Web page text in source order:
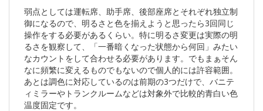
弱点としては運転席、助手席、後部座席とそれぞれ独立制
御になるので、明るさと色を揃えようと思ったら3回同じ
操作をする必要があるくらい。特に明るさ変更は実際の明
るさを観察して、「一番暗くなった状態から何回」みたい
なカウントをして合わせる必要があります。でもまぁそん
なに頻繁に変えるものでもないので個人的には許容範囲。
あとは調色に対応しているのは前期の3つだけで、バニテ
ィミラーやトランクルームなどは対象外で比較的青白い色
温度固定です。